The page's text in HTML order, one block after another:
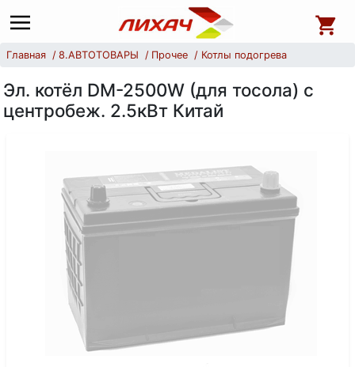
Главная 8.АВТОТОВАРЫ Прочее Котлы подогрева
Эл. котёл DM-2500W (для тосола) с
центробеж. 2.5кВт Китай